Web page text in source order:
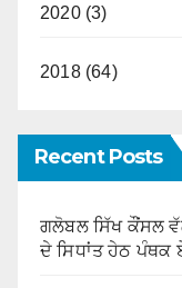
2020 (3)
2018 (64)
Recent Posts
ਗਲੋਬਲ ਸਿੱਖ ਕੌਂਸਲ ਵੱਲੋਂ
ਦੇ ਸਿਧਾਂਤ ਹੇਠ ਪੰਥਕ